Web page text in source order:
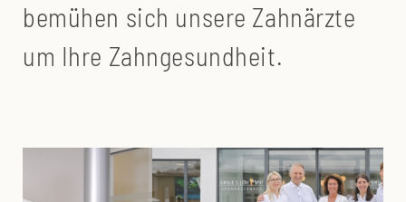
bemühen sich unsere Zahnärzte
um Ihre Zahngesundheit.